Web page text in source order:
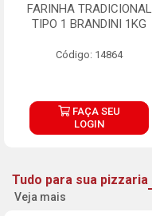
FARINHA TRADICIONAL
TIPO 1 BRANDINI 1KG
Código: 14864
FAÇA SEU
LOGIN
Tudo para sua pizzaria
Veja mais